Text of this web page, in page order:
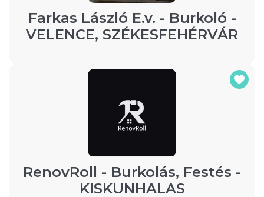
Farkas László E.v. - Burkoló -
VELENCE, SZÉKESFEHÉRVÁR
RenovRoll - Burkolás, Festés -
KISKUNHALAS